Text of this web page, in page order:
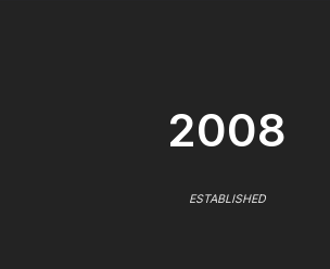
2008
ESTABLISHED